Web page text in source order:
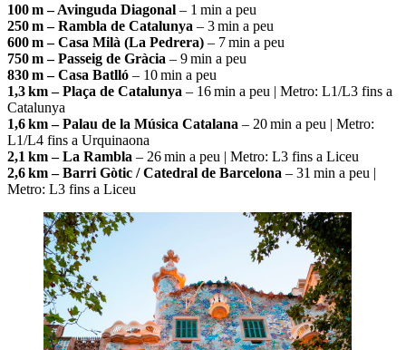
100 m – Avinguda Diagonal – 1 min a peu
250 m – Rambla de Catalunya – 3 min a peu
600 m – Casa Milà (La Pedrera) – 7 min a peu
750 m – Passeig de Gràcia – 9 min a peu
830 m – Casa Batlló – 10 min a peu
1,3 km – Plaça de Catalunya – 16 min a peu | Metro: L1/L3 fins a
Catalunya
1,6 km – Palau de la Música Catalana – 20 min a peu | Metro:
L1/L4 fins a Urquinaona
2,1 km – La Rambla – 26 min a peu | Metro: L3 fins a Liceu
2,6 km – Barri Gòtic / Catedral de Barcelona – 31 min a peu |
Metro: L3 fins a Liceu